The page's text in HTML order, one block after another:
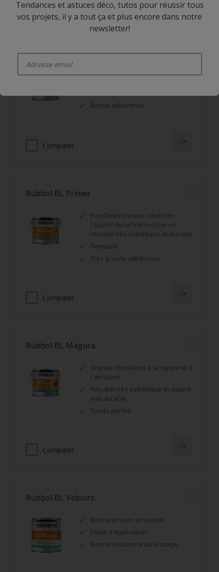
Bonne adhérence
Comparer
Rubbol BL Primer
Excellente tension: améliore
l'aspect de la finition pour un
résultat très esthétique et durable
Teintable
Très grande adhérence
Comparer
Rubbol BL Magura
Grande résistance à la rayure et à
l'abrasion
Résultat très esthétique et aspect
mat durable
Tendu parfait
Comparer
Rubbol BL Velours
Bonne tension et opacité
Facile d'application
Bonne résistance au lustrage
Tendances et astuces déco, tutos pour réussir tous
vos projets, il y a tout ça et plus encore dans notre
newsletter!